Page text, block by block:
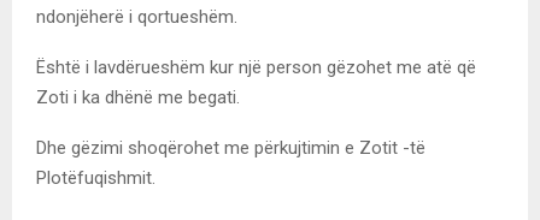
ndonjëherë i qortueshëm.
Është i lavdërueshëm kur një person gëzohet me atë që
Zoti i ka dhënë me begati.
Dhe gëzimi shoqërohet me përkujtimin e Zotit -të
Plotëfuqishmit.